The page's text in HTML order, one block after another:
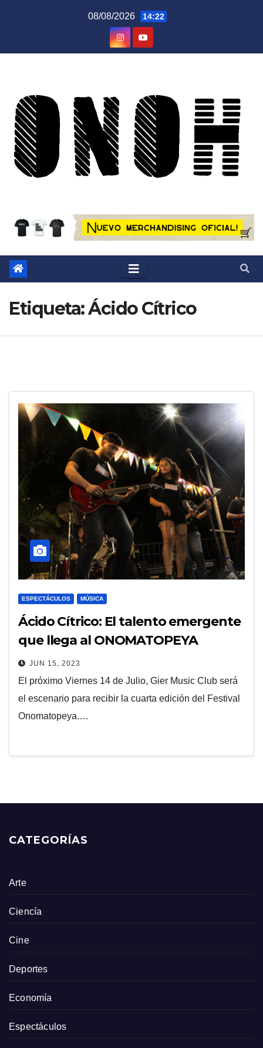
08/08/2026 14:22
Etiqueta:Ácido Cítrico
ESPECTÁCULOS MÚSICA
Ácido Cítrico: El talento emergente
que llega al ONOMATOPEYA
FESTIVAL
JUN 15, 2023
El próximo Viernes 14 de Julio, Gier Music Club será
el escenario para recibir la cuarta edición del Festival
Onomatopeya.…
CATEGORÍAS
Arte
Ciencía
Cine
Deportes
Economía
Espectáculos